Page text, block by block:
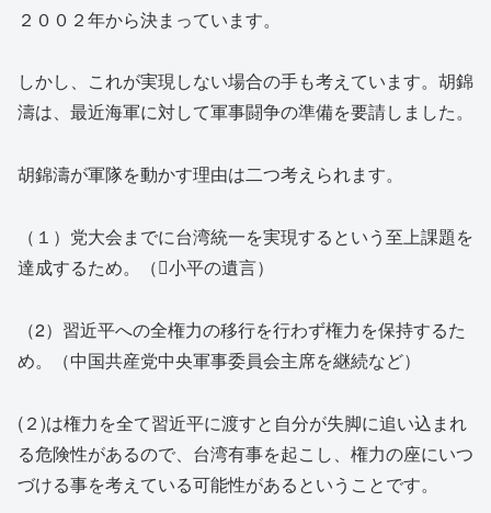
２００２年から決まっています。
しかし、これが実現しない場合の手も考えています。胡錦
濤は、最近海軍に対して軍事闘争の準備を要請しました。
胡錦濤が軍隊を動かす理由は二つ考えられます。
（１）党大会までに台湾統一を実現するという至上課題を
達成するため。（小平の遺言）
（2）習近平への全権力の移行を行わず権力を保持するた
め。（中国共産党中央軍事委員会主席を継続など）
(２)は権力を全て習近平に渡すと自分が失脚に追い込まれ
る危険性があるので、台湾有事を起こし、権力の座にいつ
づける事を考えている可能性があるということです。